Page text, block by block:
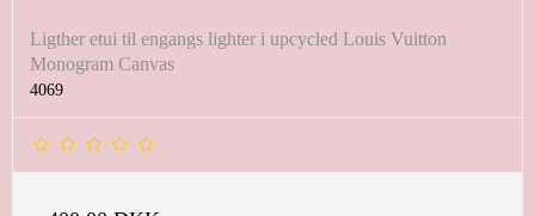
Ligther etui til engangs lighter i upcycled Louis Vuitton
Monogram Canvas
4069